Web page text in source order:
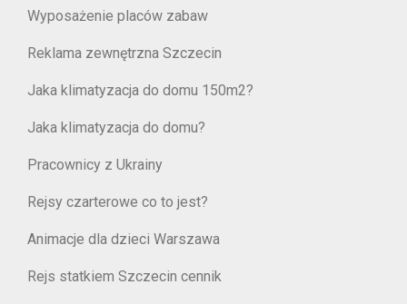
Wyposażenie placów zabaw
Reklama zewnętrzna Szczecin
Jaka klimatyzacja do domu 150m2?
Jaka klimatyzacja do domu?
Pracownicy z Ukrainy
Rejsy czarterowe co to jest?
Animacje dla dzieci Warszawa
Rejs statkiem Szczecin cennik